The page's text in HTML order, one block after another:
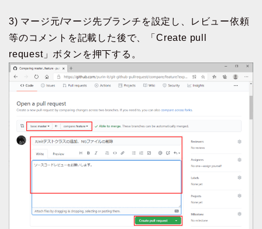
3) マージ元/マージ先ブランチを設定し、レビュー依頼
等のコメントを記載した後で、「Create pull
request」ボタンを押下する。